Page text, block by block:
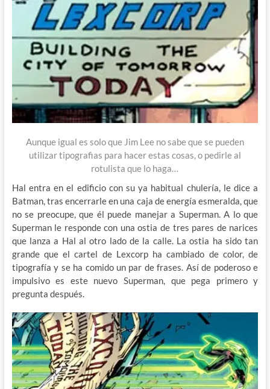
Aunque igual es solo que Jim Lee no sabe que se pueden
utilizar tipografias para hacer estas cosas, o pedirle al
rotulista que lo haga…
Hal entra en el edificio con su ya habitual chulería, le dice a
Batman, tras encerrarle en una caja de energía esmeralda, que
no se preocupe, que él puede manejar a Superman. A lo que
Superman le responde con una ostia de tres pares de narices
que lanza a Hal al otro lado de la calle. La ostia ha sido tan
grande que el cartel de Lexcorp ha cambiado de color, de
tipografía y se ha comido un par de frases. Así de poderoso e
impulsivo es este nuevo Superman, que pega primero y
pregunta después.